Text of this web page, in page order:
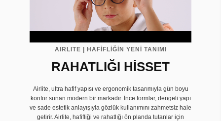
AIRLITE | HAFİFLİĞİN YENİ TANIMI
RAHATLIĞI HİSSET
Airlite, ultra hafif yapısı ve ergonomik tasarımıyla gün boyu
konfor sunan modern bir markadır. İnce formlar, dengeli yapı
ve sade estetik anlayışıyla gözlük kullanımını zahmetsiz hale
getirir. Airlite, hafifliği ve rahatlığı ön planda tutanlar için